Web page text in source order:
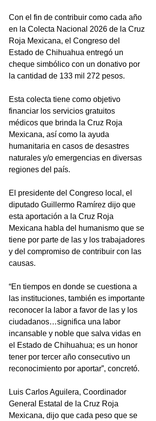
Con el fin de contribuir como cada año
en la Colecta Nacional 2026 de la Cruz
Roja Mexicana, el Congreso del
Estado de Chihuahua entregó un
cheque simbólico con un donativo por
la cantidad de 133 mil 272 pesos.
Esta colecta tiene como objetivo
financiar los servicios gratuitos
médicos que brinda la Cruz Roja
Mexicana, así como la ayuda
humanitaria en casos de desastres
naturales y/o emergencias en diversas
regiones del país.
El presidente del Congreso local, el
diputado Guillermo Ramírez dijo que
esta aportación a la Cruz Roja
Mexicana habla del humanismo que se
tiene por parte de las y los trabajadores
y del compromiso de contribuir con las
causas.
“En tiempos en donde se cuestiona a
las instituciones, también es importante
reconocer la labor a favor de las y los
ciudadanos…significa una labor
incansable y noble que salva vidas en
el Estado de Chihuahua; es un honor
tener por tercer año consecutivo un
reconocimiento por aportar”, concretó.
Luis Carlos Aguilera, Coordinador
General Estatal de la Cruz Roja
Mexicana, dijo que cada peso que se